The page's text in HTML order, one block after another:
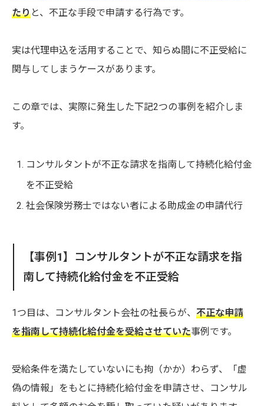
たりと、不正な手段で申請する行為です。
実は代理申込を活用することで、知らぬ間に不正受給に
関与してしまうケースがあります。
この章では、実際に発生した下記2つの事例を紹介しま
す。
コンサルタントが不正な請求を指南して持続化給付金
を不正受給
社会保険労務士ではない者による助成金の申請代行
【事例1】コンサルタントが不正な請求を指
南して持続化給付金を不正受給
1つ目は、コンサルタント会社の社長らが、 不正な申請
を指南して持続化給付金を受給させていた事例です。
受給条件を満たしていないにも拘（かか）わらず、「虚
偽の情報」をもとに持続化給付金を申請させ、コンサル